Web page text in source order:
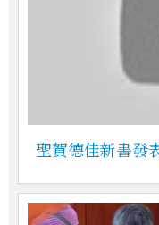
聖賀德佳新書發